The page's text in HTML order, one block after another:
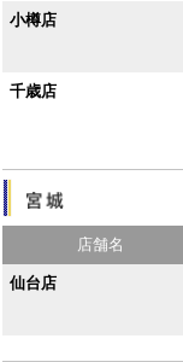
小樽店
千歳店
店舗名
仙台店